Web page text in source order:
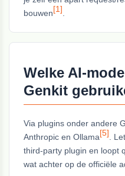
bouwen[1]
Welke AI-
Genkit
Via plugins onder andere
Anthropic en Ollama[5] .
third-party plugin en loopt
wat achter op de officiële